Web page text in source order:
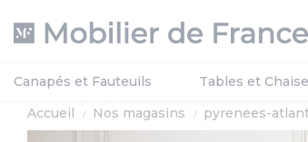
Canapés et Fauteuils Tables et
Accueil Nos magasins pyrenees-